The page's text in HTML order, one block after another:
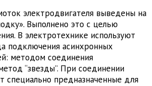
электродвигателя выведены на
Выполнено это с целью
В электротехнике используют
подключения асинхронных
методом соединения
“звезды”. При соединении
специально предназначенные для